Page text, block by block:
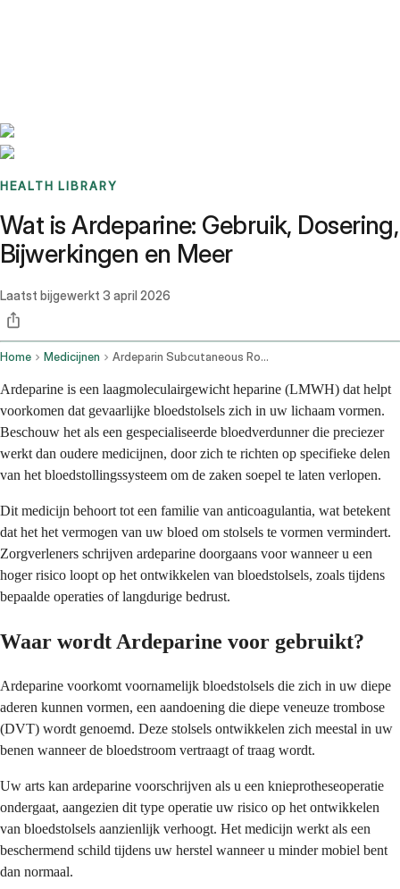
HEALTH LIBRARY
Wat is Ardeparine: Gebruik, Dosering,
Bijwerkingen en Meer
Laatst bijgewerkt 3 april 2026
Home Medicijnen Ardeparin Subcutaneous Route
Ardeparine is een laagmoleculairgewicht heparine (LMWH) dat helpt
voorkomen dat gevaarlijke bloedstolsels zich in uw lichaam vormen.
Beschouw het als een gespecialiseerde bloedverdunner die preciezer
werkt dan oudere medicijnen, door zich te richten op specifieke delen
van het bloedstollingssysteem om de zaken soepel te laten verlopen.
Dit medicijn behoort tot een familie van anticoagulantia, wat betekent
dat het het vermogen van uw bloed om stolsels te vormen vermindert.
Zorgverleners schrijven ardeparine doorgaans voor wanneer u een
hoger risico loopt op het ontwikkelen van bloedstolsels, zoals tijdens
bepaalde operaties of langdurige bedrust.
Waar wordt Ardeparine voor gebruikt?
Ardeparine voorkomt voornamelijk bloedstolsels die zich in uw diepe
aderen kunnen vormen, een aandoening die diepe veneuze trombose
(DVT) wordt genoemd. Deze stolsels ontwikkelen zich meestal in uw
benen wanneer de bloedstroom vertraagt of traag wordt.
Uw arts kan ardeparine voorschrijven als u een knieprotheseoperatie
ondergaat, aangezien dit type operatie uw risico op het ontwikkelen
van bloedstolsels aanzienlijk verhoogt. Het medicijn werkt als een
beschermend schild tijdens uw herstel wanneer u minder mobiel bent
dan normaal.